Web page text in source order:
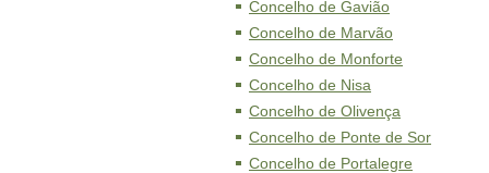
Concelho de Gavião
Concelho de Marvão
Concelho de Monforte
Concelho de Nisa
Concelho de Olivença
Concelho de Ponte de Sor
Concelho de Portalegre